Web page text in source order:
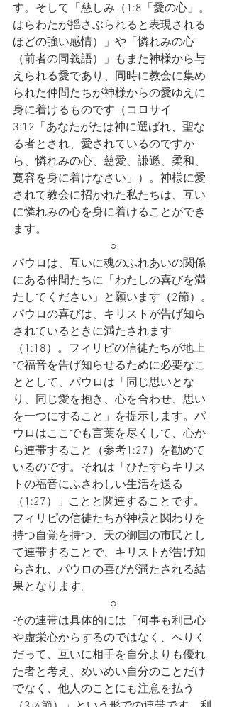
す。そして「慈しみ（1:8「愛の心」。
はらわたが揺さぶられると表現される
ほどの強い感情）」や「憐れみの心
（前者の同義語）」もまた神様から与
えられる愛であり、同時に教会に集め
られた仲間たちが神様からの愛ゆえに
身に着けるものです（コロサイ
3:12「あなたがたは神に選ばれ、聖な
る者とされ、愛されているのですか
ら、憐れみの心、慈愛、謙遜、柔和、
寛容を身に着けなさい」）。神様に愛
されて教会に招かれた私たちは、互い
に憐れみの心を身に着けることができ
ます。
○
パウロは、互いに魂のふれあいの関係
にある仲間たちに「わたしの喜びを満
たしてください」と願います（2節）。
パウロの喜びは、キリストが告げ知ら
されているときに満たされます
（1:18）。フィリピの信徒たちが地上
で福音を告げ知らせるために必要なこ
ととして、パウロは「同じ思いとな
り、同じ愛を抱き、心を合わせ、思い
を一つにすること」を提示します。パ
ウロはここでも言葉を尽くして、心か
ら連帯すること（参考1:27）を勧めて
いるのです。それは「ひたすらキリス
トの福音にふさわしい生活を送る
（1:27）」ことと関連することです。
フィリピの信徒たちが神様と関わりを
持つ自覚を持つ、天の御国の市民とし
て連帯することで、キリストが告げ知
らされ、パウロの喜びが満たされる結
果となります。
○
その連帯は具体的には「何事も利己心
や虚栄心からするのではなく、へりく
だって、互いに相手を自分よりも優れ
た者と考え、めいめい自分のことだけ
でなく、他人のことにも注意を払う